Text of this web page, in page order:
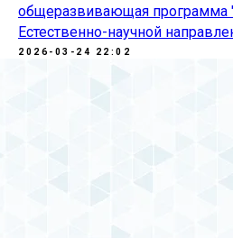
общеразвивающая программа
Естественно-научной
2026-03-24 22:02